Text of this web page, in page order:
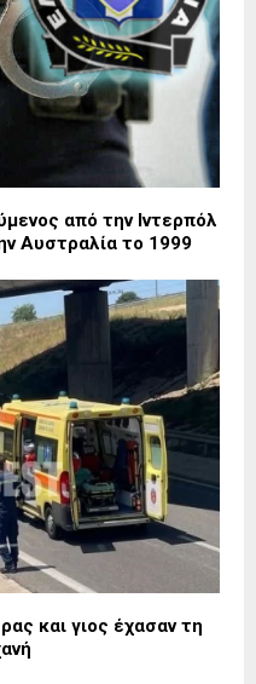
από την Ιντερπόλ
Αυστραλία το 1999
και γιος έχασαν τη